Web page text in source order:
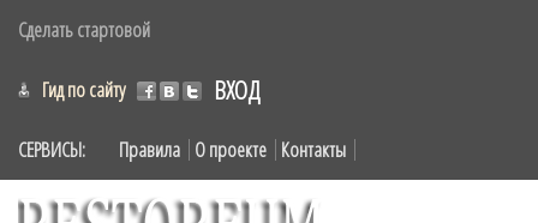
Сделать стартовой
ВХОД
Гид по сайту
СЕРВИСЫ: Правила О проекте Контакты